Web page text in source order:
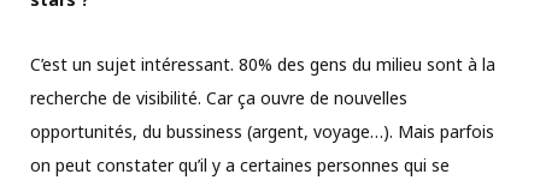
C’est un sujet intéressant. 80% des gens du milieu sont à la
recherche de visibilité. Car ça ouvre de nouvelles
opportunités, du bussiness (argent, voyage…). Mais parfois
on peut constater qu’il y a certaines personnes qui se